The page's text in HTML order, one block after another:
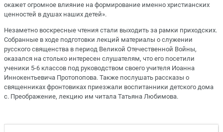
окажет огромное влияние на формирование именно христианских
ценностей в душах наших детей».
Незаметно воскресные чтения стали выходить за рамки приходских.
Собранные в ходе подготовки лекций материалы о служении
русского священства в период Великой Отечественной Войны,
оказался на столько интересен слушателям, что его посетили
ученики 5-6 классов под руководством своего учителя Иоанна
Иннокентьевича Протопопова. Также послушать рассказы о
священниках фронтовиках приезжали воспитанники детского дома
с. Преображение, лекцию им читала Татьяна Любимова.